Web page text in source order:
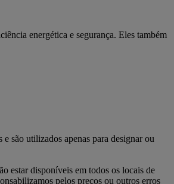
energética e segurança. Eles também
são utilizados apenas para designar ou
estar disponíveis em todos os locais de
pelos preços ou outros erros